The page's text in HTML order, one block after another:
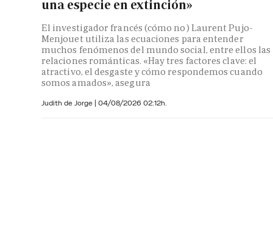
una especie en extinción»
El investigador francés (cómo no) Laurent Pujo-
Menjouet utiliza las ecuaciones para entender
muchos fenómenos del mundo social, entre ellos las
relaciones románticas. «Hay tres factores clave: el
atractivo, el desgaste y cómo respondemos cuando
somos amados», asegura
Judith de Jorge | 04/08/2026 02:12h.